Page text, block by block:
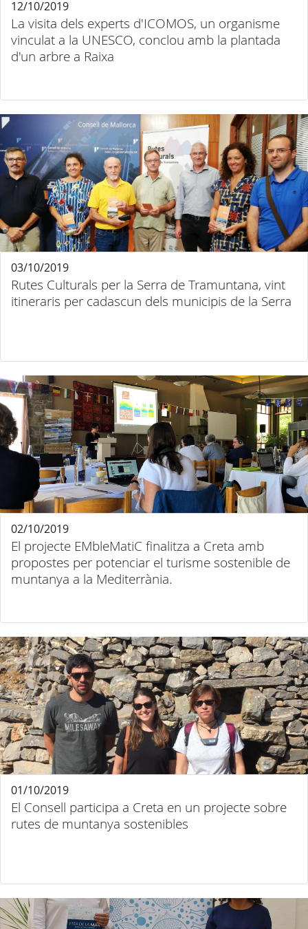
La visita dels experts d'ICOMOS, un organisme
vinculat a la UNESCO, conclou amb la plantada
d'un arbre a Raixa
12/10/2019
Rutes Culturals per la Serra de Tramuntana, vint
itineraris per cadascun dels municipis de la Serra
03/10/2019
El projecte EMbleMatiC finalitza a Creta amb
propostes per potenciar el turisme sostenible de
muntanya a la Mediterrània.
02/10/2019
El Consell participa a Creta en un projecte sobre
rutes de muntanya sostenibles
01/10/2019